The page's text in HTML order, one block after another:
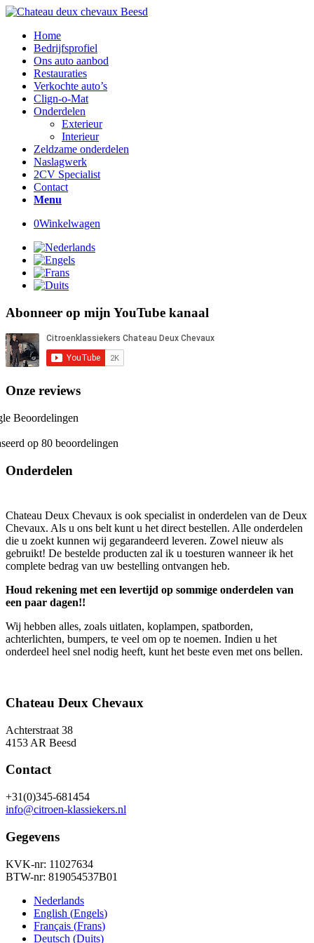
Home
Bedrijfsprofiel
Ons auto aanbod
Restauraties
Verkochte auto’s
Clign-o-Mat
Onderdelen
Exterieur
Interieur
Zeldzame onderdelen
Naslagwerk
2CV Specialist
Contact
Menu
0Winkelwagen
Abonneer op mijn YouTube kanaal
Onze reviews
Beoordelingen
op 80 beoordelingen
Onderdelen
Chateau Deux Chevaux is ook specialist in onderdelen van de Deux
Chevaux. Als u ons belt kunt u het direct bestellen. Alle onderdelen
die u zoekt kunnen wij gegarandeerd leveren. Zowel nieuw als
gebruikt! De bestelde producten zal ik u toesturen wanneer ik het
complete bedrag van uw bestelling ontvangen heb.
Houd rekening met een levertijd op sommige onderdelen van
een paar dagen!!
Wij hebben alles, zoals uitlaten, koplampen, spatborden,
achterlichten, bumpers, te veel om op te noemen. Indien u het
onderdeel heel snel nodig heeft, kunt het beste even met ons bellen.
Chateau Deux Chevaux
Achterstraat 38
4153 AR Beesd
Contact
+31(0)345-681454
info@citroen-klassiekers.nl
Gegevens
KVK-nr: 11027634
BTW-nr: 819054537B01
Nederlands
English (Engels)
Français (Frans)
Deutsch (Duits)